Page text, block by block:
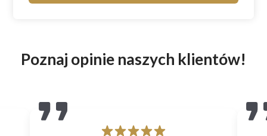
Poznaj opinie naszych klientów!